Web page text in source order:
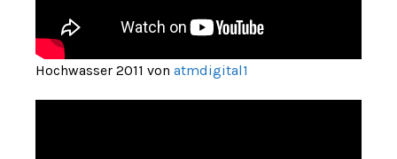
Hochwasser 2011 von atmdigital1